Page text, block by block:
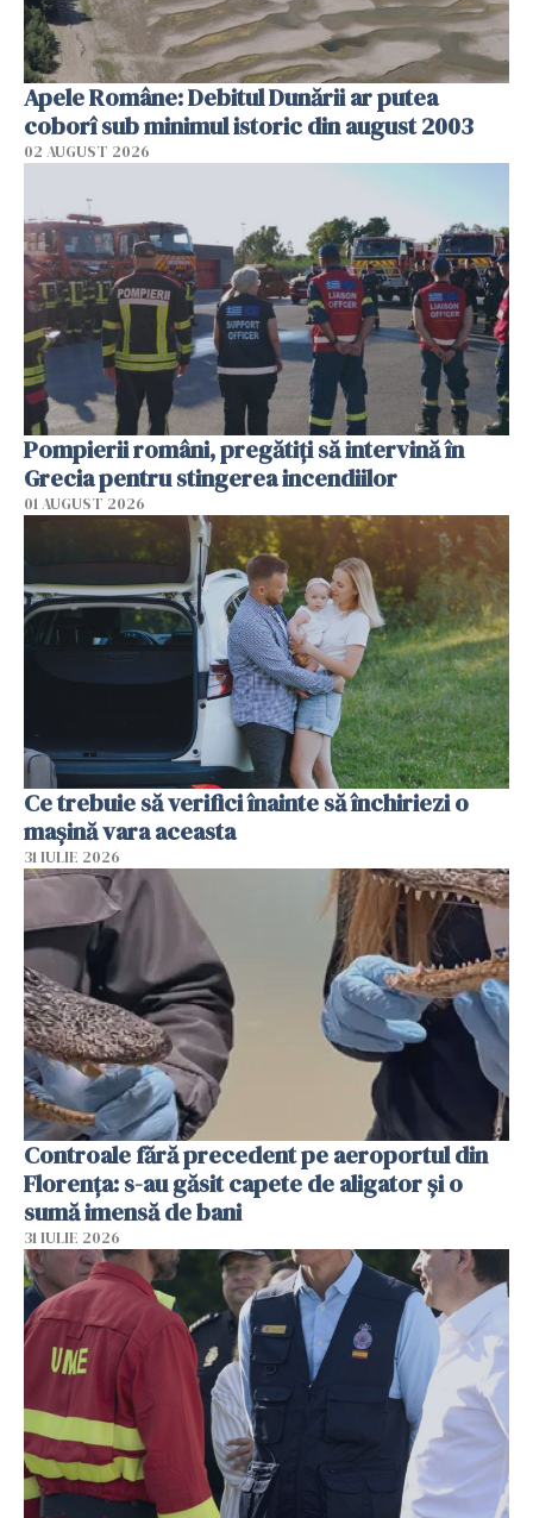
Apele Române: Debitul Dunării ar putea
coborî sub minimul istoric din august 2003
02 AUGUST 2026
Pompierii români, pregătiţi să intervină în
Grecia pentru stingerea incendiilor
01 AUGUST 2026
Ce trebuie să verifici înainte să închiriezi o
mașină vara aceasta
31 IULIE 2026
Controale fără precedent pe aeroportul din
Florența: s-au găsit capete de aligator și o
sumă imensă de bani
31 IULIE 2026